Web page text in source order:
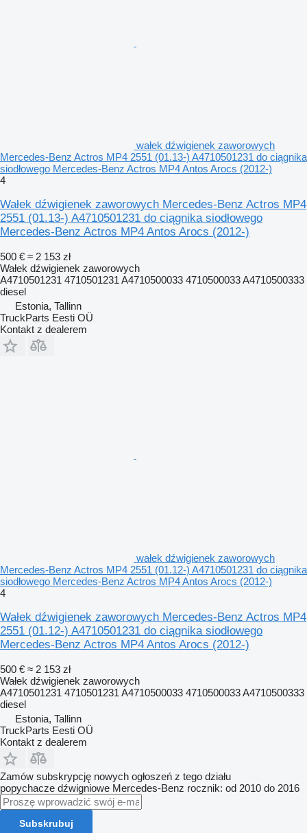
wałek dźwigienek zaworowych
Mercedes-Benz Actros MP4 2551 (01.13-) A4710501231 do ciągnika
siodłowego Mercedes-Benz Actros MP4 Antos Arocs (2012-)
4
Wałek dźwigienek zaworowych Mercedes-Benz Actros MP4
2551 (01.13-) A4710501231 do ciągnika siodłowego
Mercedes-Benz Actros MP4 Antos Arocs (2012-)
500 € ≈ 2 153 zł
Wałek dźwigienek zaworowych
A4710501231 4710501231 A4710500033 4710500033 A4710500333
diesel
Estonia, Tallinn
TruckParts Eesti OÜ
Kontakt z dealerem
wałek dźwigienek zaworowych
Mercedes-Benz Actros MP4 2551 (01.12-) A4710501231 do ciągnika
siodłowego Mercedes-Benz Actros MP4 Antos Arocs (2012-)
4
Wałek dźwigienek zaworowych Mercedes-Benz Actros MP4
2551 (01.12-) A4710501231 do ciągnika siodłowego
Mercedes-Benz Actros MP4 Antos Arocs (2012-)
500 € ≈ 2 153 zł
Wałek dźwigienek zaworowych
A4710501231 4710501231 A4710500033 4710500033 A4710500333
diesel
Estonia, Tallinn
TruckParts Eesti OÜ
Kontakt z dealerem
Zamów subskrypcję nowych ogłoszeń z tego działu
popychacze dźwigniowe Mercedes-Benz rocznik: od 2010 do 2016
Subskrubuj